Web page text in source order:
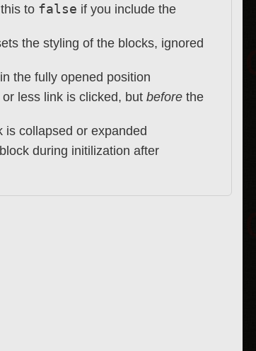
to false if you include the
the styling of the blocks, ignored
the fully opened position
less link is clicked, but before the
collapsed or expanded
during initilization after